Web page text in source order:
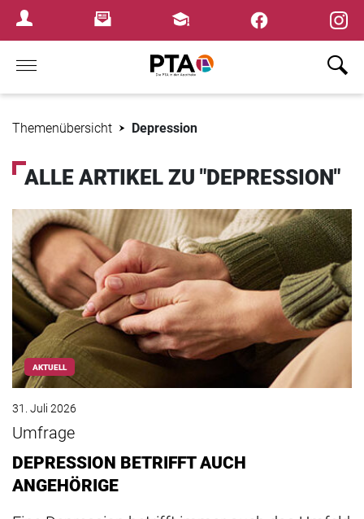
Login MenuNewsletterFortbildungen
Home
Themenübersicht Depression
ALLE ARTIKEL ZU "DEPRESSION"
AKTUELL
31. Juli 2026
Umfrage
DEPRESSION BETRIFFT AUCH
ANGEHÖRIGE
×